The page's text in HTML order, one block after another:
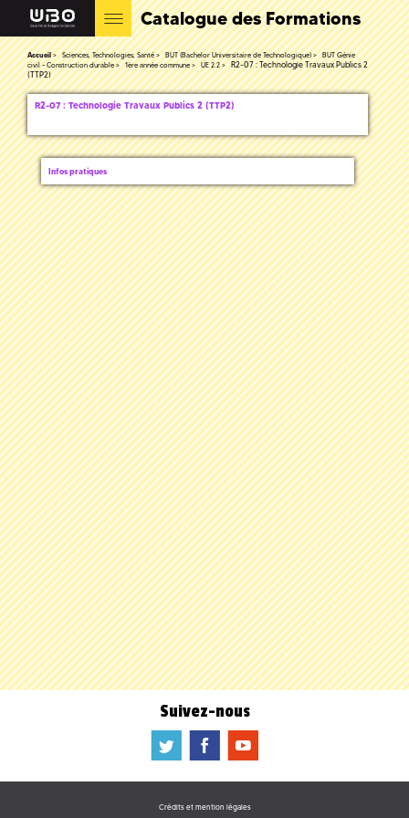
Catalogue des Formations
Accueil Sciences, Technologies, Santé BUT (Bachelor Universitaire de Technologique)
BUT Génie
civil - Construction durable
1ère année commune UE 2.2
R2-07 : Technologie Travaux Publics 2
(TTP2)
R2-07 : Technologie Travaux Publics 2 (TTP2)
Infos pratiques
Suivez-nous
a b f
Crédits et mention légales